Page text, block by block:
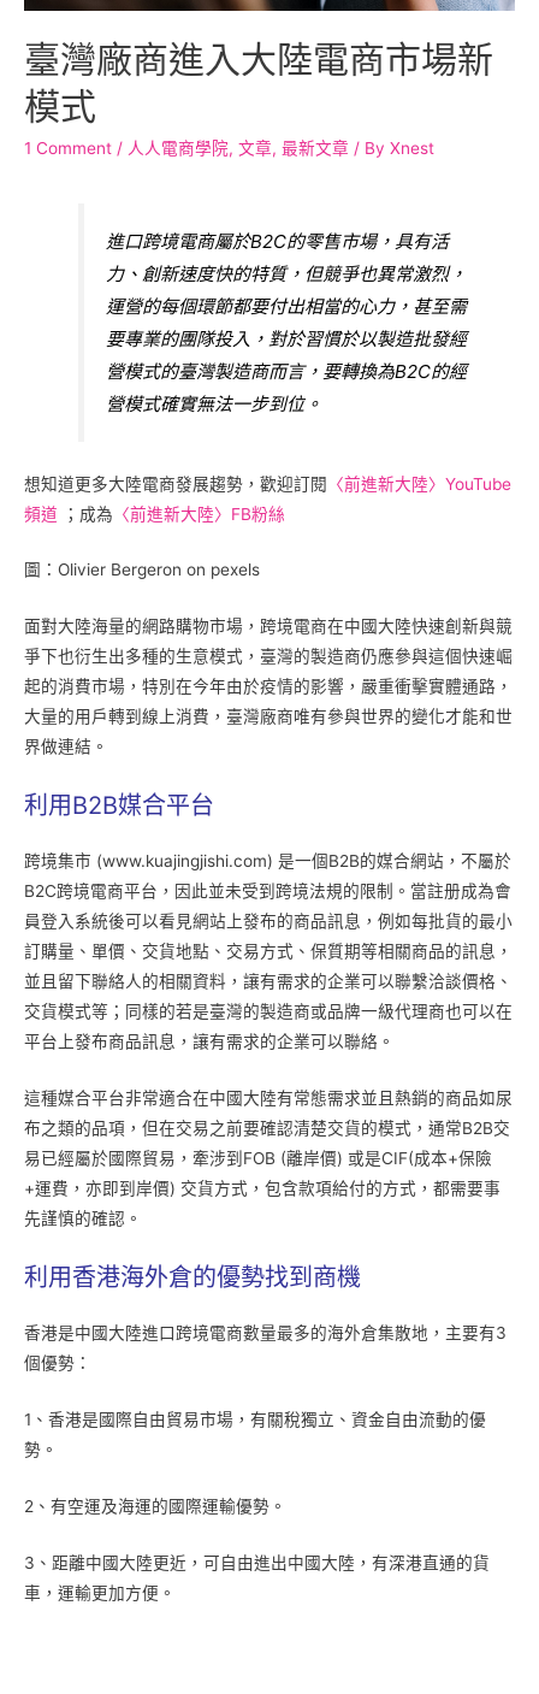
臺灣廠商進入大陸電商市場新
模式
1 Comment / 人人電商學院, 文章, 最新文章 / By Xnest
進口跨境電商屬於B2C的零售市場，具有活
力、創新速度快的特質，但競爭也異常激烈，
運營的每個環節都要付出相當的心力，甚至需
要專業的團隊投入，對於習慣於以製造批發經
營模式的臺灣製造商而言，要轉換為B2C的經
營模式確實無法一步到位。
想知道更多大陸電商發展趨勢，歡迎訂閱 〈前進新大陸〉YouTube
頻道 ；成為 〈前進新大陸〉FB粉絲
圖：Olivier Bergeron on pexels
面對大陸海量的網路購物市場，跨境電商在中國大陸快速創新與競
爭下也衍生出多種的生意模式，臺灣的製造商仍應參與這個快速崛
起的消費市場，特別在今年由於疫情的影響，嚴重衝擊實體通路，
大量的用戶轉到線上消費，臺灣廠商唯有參與世界的變化才能和世
界做連結。
利用B2B媒合平台
跨境集市 (www.kuajingjishi.com) 是一個B2B的媒合網站，不屬於
B2C跨境電商平台，因此並未受到跨境法規的限制。當註册成為會
員登入系統後可以看見網站上發布的商品訊息，例如每批貨的最小
訂購量、單價、交貨地點、交易方式、保質期等相關商品的訊息，
並且留下聯絡人的相關資料，讓有需求的企業可以聯繫洽談價格、
交貨模式等；同樣的若是臺灣的製造商或品牌一級代理商也可以在
平台上發布商品訊息，讓有需求的企業可以聯絡。
這種媒合平台非常適合在中國大陸有常態需求並且熱銷的商品如尿
布之類的品項，但在交易之前要確認清楚交貨的模式，通常B2B交
易已經屬於國際貿易，牽涉到FOB (離岸價) 或是CIF(成本+保險
+運費，亦即到岸價) 交貨方式，包含款項給付的方式，都需要事
先謹慎的確認。
利用香港海外倉的優勢找到商機
香港是中國大陸進口跨境電商數量最多的海外倉集散地，主要有3
個優勢：
1、香港是國際自由貿易市場，有關稅獨立、資金自由流動的優
勢。
2、有空運及海運的國際運輸優勢。
3、距離中國大陸更近，可自由進出中國大陸，有深港直通的貨
車，運輸更加方便。